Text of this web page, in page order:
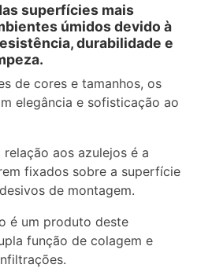
superfícies mais
úmidos devido à
durabilidade e
de cores e tamanhos, os
elegância e sofisticação ao
aos azulejos é a
fixados sobre a superfície
de montagem.
é um produto deste
função de colagem e